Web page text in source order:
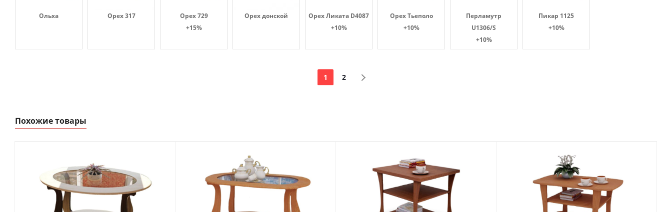
Ольха Орех 317
Орех 729
+15%
Орех донской
Орех Ликата D4087
+10%
Орех Тьеполо
+10%
Перламутр
U1306/S
+10%
Пикар 1125
+10%
1 2
Похожие товары